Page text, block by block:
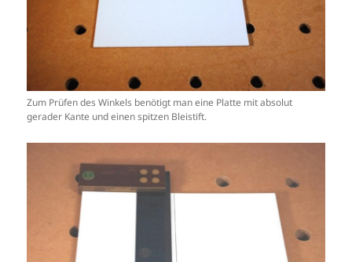
Zum Prüfen des Winkels benötigt man eine Platte mit absolut
gerader Kante und einen spitzen Bleistift.